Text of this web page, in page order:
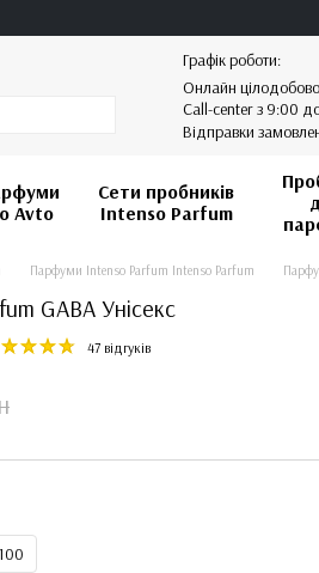
Графік роботи:
Онлайн цілодобово
Call-center з 9:00
Відправки
Avto
Сети пробників
Intenso Parfum
Парфуми Intenso Parfum Intenso Parfum
GABA Унісекс
47 відгуків
100